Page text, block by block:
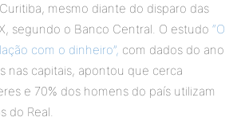
mesmo diante do disparo das
segundo o Banco Central. O estudo “O
com o dinheiro”, com dados do ano
nas capitais, apontou que cerca
e 70% dos homens do país utilizam
do Real.